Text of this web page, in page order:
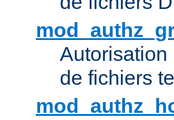
Autorisation
de fichiers